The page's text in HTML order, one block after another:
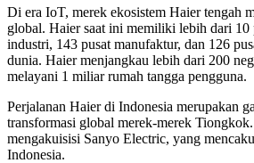
Di era IoT, merek ekosistem Haier tengah
global. Haier saat ini memiliki lebih dari
industri, 143 pusat manufaktur, dan 126
dunia. Haier menjangkau lebih dari 200
melayani 1 miliar rumah tangga pengguna.
Perjalanan Haier di Indonesia merupakan
transformasi global merek-merek
mengakuisisi Sanyo Electric, yang
Indonesia.